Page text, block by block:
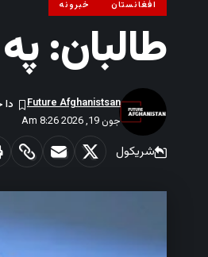
افغانستان خبرونه
طالبان:
جون 19, 2026 8:26 Am
Future Afghanistsan
شریکول